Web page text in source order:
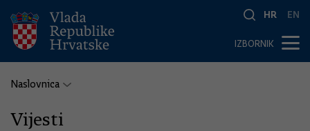
HR EN
IZBORNIK
Naslovnica
Vijesti